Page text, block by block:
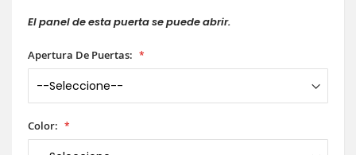
El panel de esta puerta se puede abrir.
Apertura De Puertas:
Color: